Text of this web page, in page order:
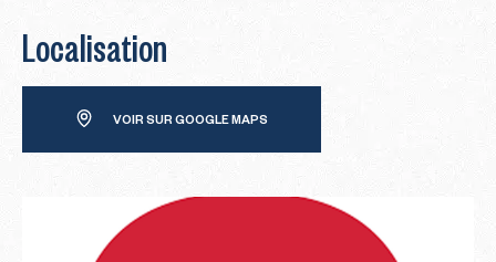
Localisation
VOIR SUR GOOGLE MAPS